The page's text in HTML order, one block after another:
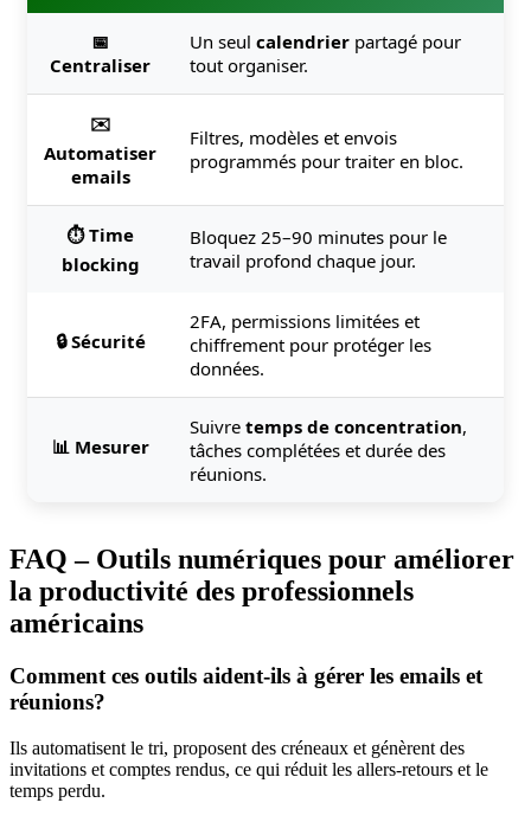
📅
Centraliser
Un seul calendrier partagé pour
tout organiser.
✉️
Automatiser
emails
Filtres, modèles et envois
programmés pour traiter en bloc.
⏱️ Time
blocking
Bloquez 25–90 minutes pour le
travail profond chaque jour.
🔒 Sécurité
2FA, permissions limitées et
chiffrement pour protéger les
données.
📊 Mesurer
Suivre temps de concentration,
tâches complétées et durée des
réunions.
FAQ – Outils numériques pour améliorer
la productivité des professionnels
américains
Comment ces outils aident-ils à gérer les emails et
réunions?
Ils automatisent le tri, proposent des créneaux et génèrent des
invitations et comptes rendus, ce qui réduit les allers-retours et le
temps perdu.